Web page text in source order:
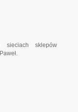
sieciach sklepów